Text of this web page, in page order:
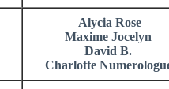
Alycia Rose
Maxime Jocelyn
David B.
Charlotte